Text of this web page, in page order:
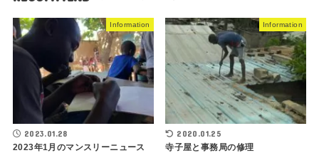
Information
2023.01.28
2023年1月のマンスリーニュース
Information
2020.01.25
寺子屋と事務局の修理